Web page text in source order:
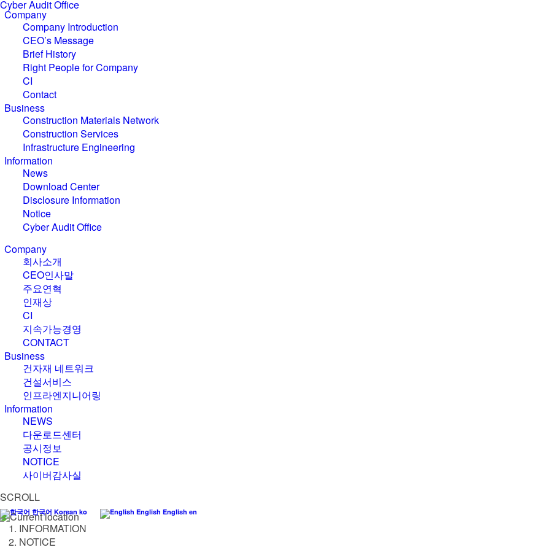
Cyber Audit Office
Company
Company Introduction
CEO’s Message
Brief History
Right People for Company
CI
Contact
Business
Construction Materials Network
Construction Services
Infrastructure Engineering
Information
News
Download Center
Disclosure Information
Notice
Cyber Audit Office
Company
회사소개
CEO인사말
주요연혁
인재상
CI
지속가능경영
CONTACT
Business
건자재 네트워크
건설서비스
인프라엔지니어링
Information
NEWS
다운로드센터
공시정보
NOTICE
사이버감사실
SCROLL
한국어 Korean ko English English en
INFORMATION
NOTICE